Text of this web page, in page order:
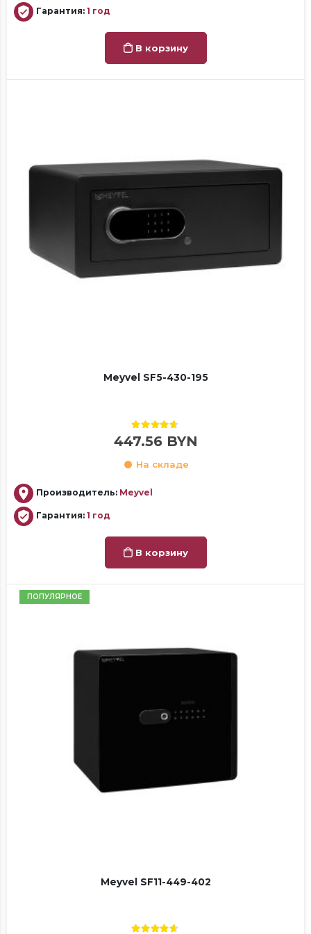
Гарантия: 1 год
В корзину
Meyvel SF5-430-195
4.50out of 5
447.56 BYN
На складе
Производитель: Meyvel
Гарантия: 1 год
В корзину
ПОПУЛЯРНОЕ
Meyvel SF11-449-402